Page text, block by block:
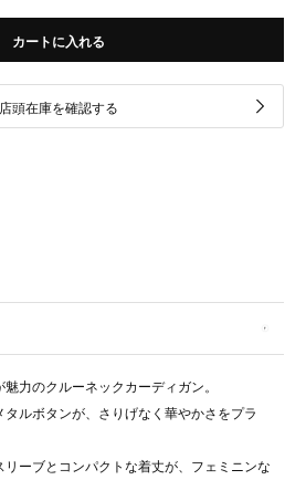
カートに入れる
店頭在庫を確認する
力のクルーネックカーディガン。
ルボタンが、さりげなく華やかさをプラ
ーブとコンパクトな着丈が、フェミニンな